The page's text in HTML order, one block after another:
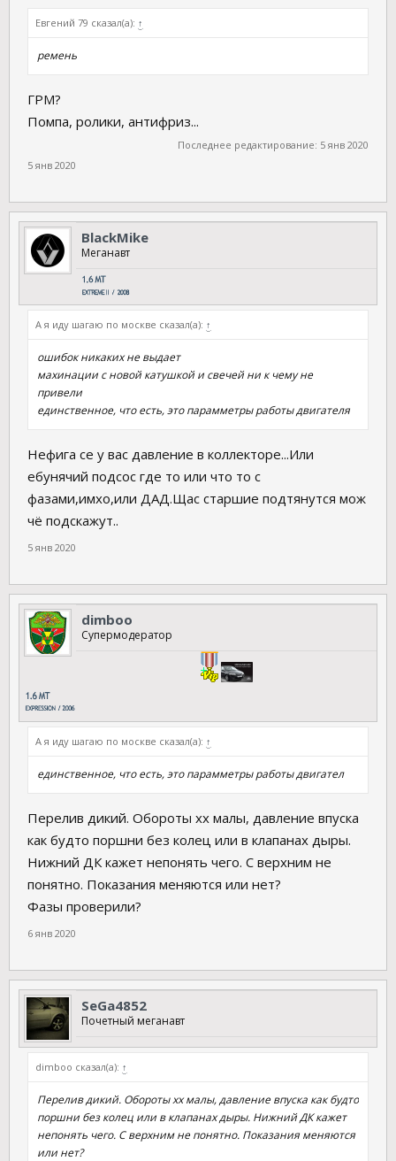
Евгений 79 сказал(а): ↑
ремень
ГРМ?
Помпа, ролики, антифриз...
Последнее редактирование: 5 янв 2020
5 янв 2020
BlackMike
Меганавт
А я иду шагаю по москве сказал(а): ↑
ошибок никаких не выдает
махинации с новой катушкой и свечей ни к чему не
привели
единственное, что есть, это парамметры работы двигателя
Нефига се у вас давление в коллекторе...Или
ебунячий подсос где то или что то с
фазами,имхо,или ДАД.Щас старшие подтянутся мож
чё подскажут..
5 янв 2020
dimboo
Супермодератор
А я иду шагаю по москве сказал(а): ↑
единственное, что есть, это парамметры работы двигател
Перелив дикий. Обороты хх малы, давление впуска
как будто поршни без колец или в клапанах дыры.
Нижний ДК кажет непонять чего. С верхним не
понятно. Показания меняются или нет?
Фазы проверили?
6 янв 2020
SeGa4852
Почетный меганавт
dimboo сказал(а): ↑
Перелив дикий. Обороты хх малы, давление впуска как будто
поршни без колец или в клапанах дыры. Нижний ДК кажет
непонять чего. С верхним не понятно. Показания меняются
или нет?